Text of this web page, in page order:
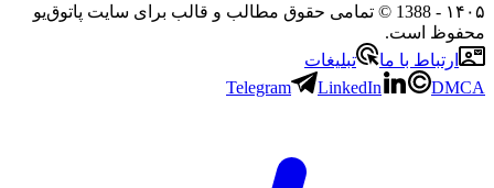
۱۴۰۵
- 1388 © تمامی حقوق مطالب و قالب برای سایت پاتوق‌یو
محفوظ است.
ارتباط با ما
تبلیغات
Telegram
LinkedIn DMCA